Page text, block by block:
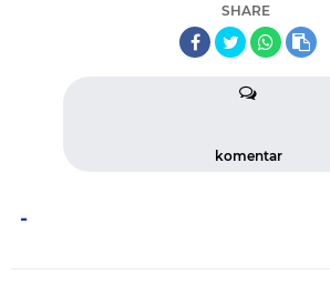
SHARE
komentar
-